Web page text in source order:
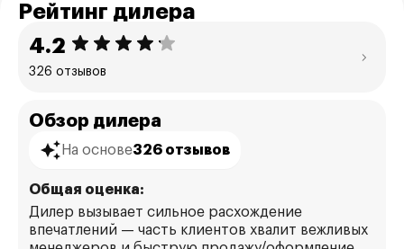
Рейтинг дилера
4.2
326 отзывов
Обзор дилера
На основе326 отзывов
Общая оценка:
Дилер вызывает сильное расхождение
впечатлений — часть клиентов хвалит вежливых